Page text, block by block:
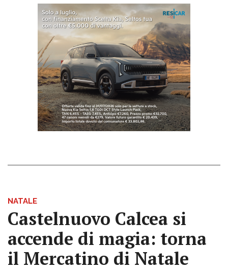
NATALE
Castelnuovo Calcea si
accende di magia: torna
il Mercatino di Natale